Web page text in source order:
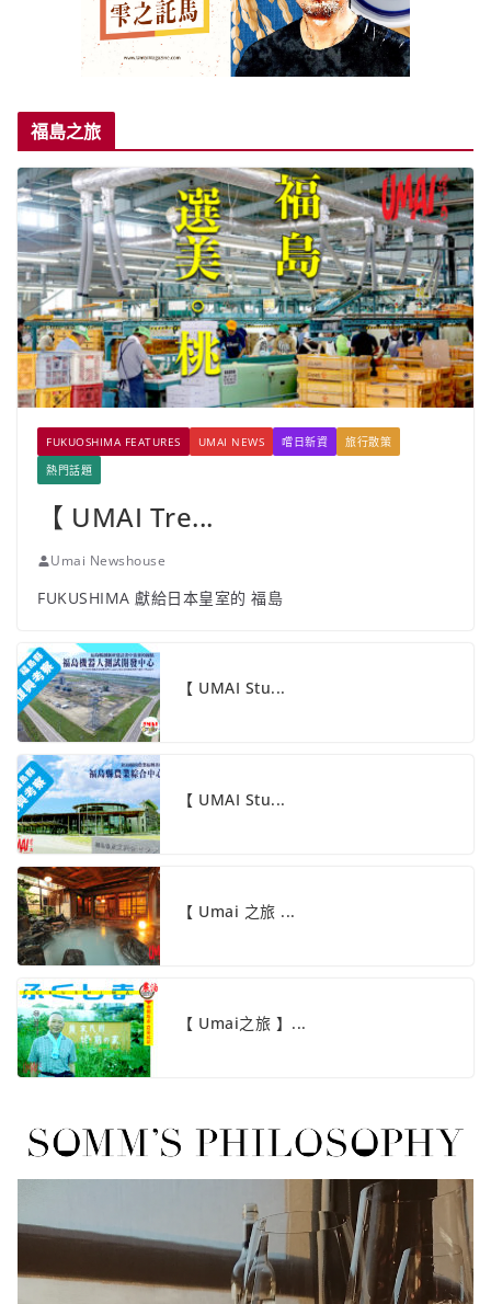
福島之旅
FUKUOSHIMA FEATURES UMAI NEWS 嚐日新資
旅行散策
熱門話題
【 UMAI Tre...
Umai Newshouse
FUKUSHIMA 獻給日本皇室的 福島
【 UMAI Stu...
【 UMAI Stu...
【 Umai 之旅 ...
【 Umai之旅 】...